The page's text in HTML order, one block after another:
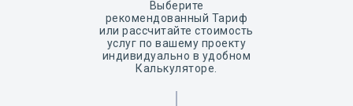
Выберите
рекомендованный Тариф
или рассчитайте стоимость
услуг по вашему проекту
индивидуально в удобном
Калькуляторе.